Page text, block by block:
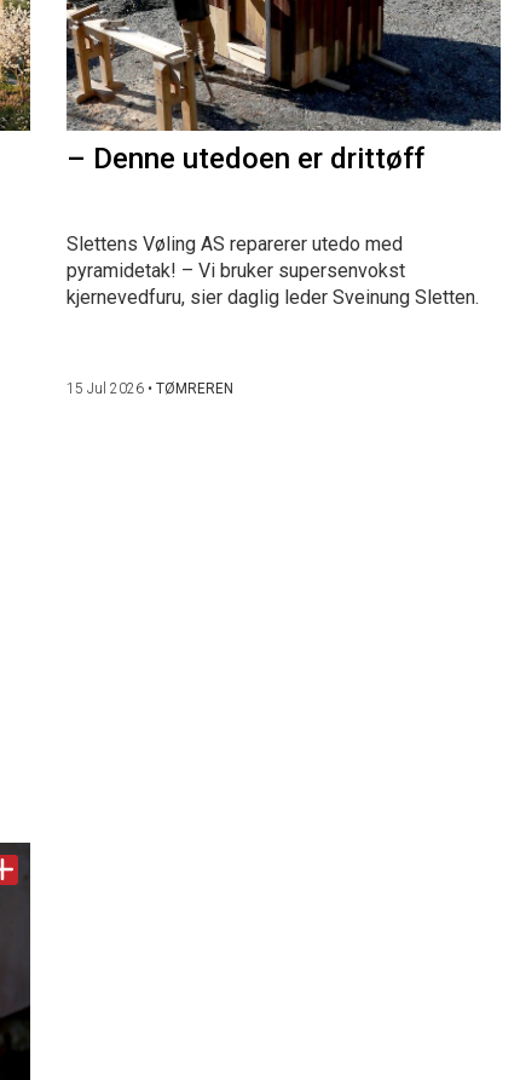
– Denne utedoen er drittøff
Slettens Vøling AS reparerer utedo med
pyramidetak! – Vi bruker supersenvokst
kjernevedfuru, sier daglig leder Sveinung Sletten.
15 Jul 2026• TØMREREN